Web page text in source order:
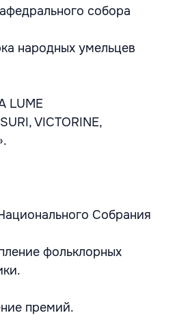
собора
народных умельцев
LUME
VICTORINE,
Собрания
фольклорных
премий.